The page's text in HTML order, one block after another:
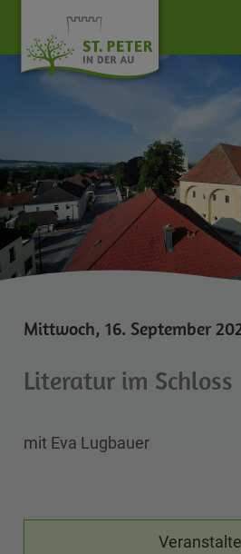
Mittwoch, 16. September
Literatur im Schloss
mit Eva Lugbauer